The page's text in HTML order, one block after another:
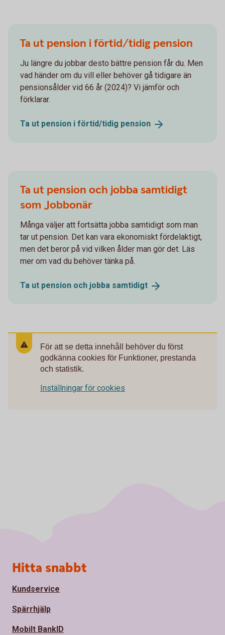
Ta ut pension i förtid/tidig pension
Ju längre du jobbar desto bättre pension får du. Men
vad händer om du vill eller behöver gå tidigare än
pensionsålder vid 66 år (2024)? Vi jämför och
förklarar.
Ta ut pension i förtid/tidig pension
Ta ut pension och jobba samtidigt
som Jobbonär
Många väljer att fortsätta jobba samtidigt som man
tar ut pension. Det kan vara ekonomiskt fördelaktigt,
men det beror på vid vilken ålder man gör det. Läs
mer om vad du behöver tänka på.
Ta ut pension och jobba samtidigt
För att se detta innehåll behöver du först
godkänna cookies för Funktioner, prestanda
och statistik.
Inställningar för cookies
Sidfot
Hitta snabbt
Kundservice
Spärrhjälp
Mobilt BankID